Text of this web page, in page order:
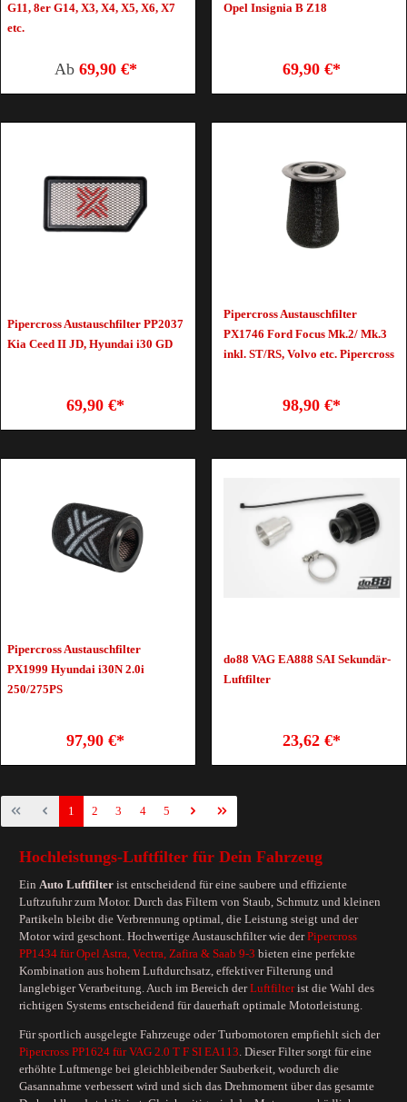
G11, 8er G14, X3, X4, X5, X6, X7
etc.
Ab 69,90 €*
Opel Insignia B Z18
69,90 €*
Pipercross Austauschfilter PP2037
Kia Ceed II JD, Hyundai i30 GD
69,90 €*
Pipercross Austauschfilter
PX1746 Ford Focus Mk.2/ Mk.3
inkl. ST/RS, Volvo etc. Pipercross
98,90 €*
Pipercross Austauschfilter
PX1999 Hyundai i30N 2.0i
250/275PS
97,90 €*
do88 VAG EA888 SAI Sekundär-
Luftfilter
23,62 €*
1 2 3 4 5
Hochleistungs-Luftfilter für Dein Fahrzeug
Ein Auto Luftfilter ist entscheidend für eine saubere und effiziente
Luftzufuhr zum Motor. Durch das Filtern von Staub, Schmutz und kleinen
Partikeln bleibt die Verbrennung optimal, die Leistung steigt und der
Motor wird geschont. Hochwertige Austauschfilter wie derPipercross
PP1434 für Opel Astra, Vectra, Zafira & Saab 9-3 bieten eine perfekte
Kombination aus hohem Luftdurchsatz, effektiver Filterung und
langlebiger Verarbeitung. Auch im Bereich derLuftfilterist die Wahl des
richtigen Systems entscheidend für dauerhaft optimale Motorleistung.
Für sportlich ausgelegte Fahrzeuge oder Turbomotoren empfiehlt sich der
Pipercross PP1624 für VAG 2.0 T F SI EA113. Dieser Filter sorgt für eine
erhöhte Luftmenge bei gleichbleibender Sauberkeit, wodurch die
Gasannahme verbessert wird und sich das Drehmoment über das gesamte